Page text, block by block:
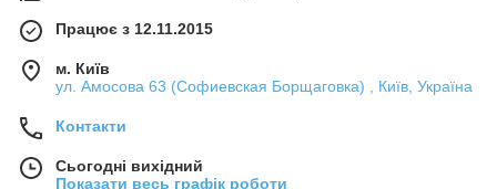
Працює з 12.11.2015
м. Київ
ул. Амосова 63 (Софиевская Борщаговка) , Київ, Україна
Контакти
Сьогодні вихідний
Показати весь графік роботи